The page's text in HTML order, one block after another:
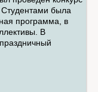
Студентами была
программа, в
В